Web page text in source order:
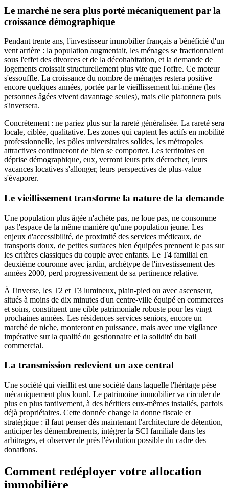
Le marché ne sera plus porté mécaniquement par la
croissance démographique
Pendant trente ans, l'investisseur immobilier français a bénéficié d'un
vent arrière : la population augmentait, les ménages se fractionnaient
sous l'effet des divorces et de la décohabitation, et la demande de
logements croissait structurellement plus vite que l'offre. Ce moteur
s'essouffle. La croissance du nombre de ménages restera positive
encore quelques années, portée par le vieillissement lui-même (les
personnes âgées vivent davantage seules), mais elle plafonnera puis
s'inversera.
Concrètement : ne pariez plus sur la rareté généralisée. La rareté sera
locale, ciblée, qualitative. Les zones qui captent les actifs en mobilité
professionnelle, les pôles universitaires solides, les métropoles
attractives continueront de bien se comporter. Les territoires en
déprise démographique, eux, verront leurs prix décrocher, leurs
vacances locatives s'allonger, leurs perspectives de plus-value
s'évaporer.
Le vieillissement transforme la nature de la demande
Une population plus âgée n'achète pas, ne loue pas, ne consomme
pas l'espace de la même manière qu'une population jeune. Les
enjeux d'accessibilité, de proximité des services médicaux, de
transports doux, de petites surfaces bien équipées prennent le pas sur
les critères classiques du couple avec enfants. Le T4 familial en
deuxième couronne avec jardin, archétype de l'investissement des
années 2000, perd progressivement de sa pertinence relative.
À l'inverse, les T2 et T3 lumineux, plain-pied ou avec ascenseur,
situés à moins de dix minutes d'un centre-ville équipé en commerces
et soins, constituent une cible patrimoniale robuste pour les vingt
prochaines années. Les résidences services seniors, encore un
marché de niche, monteront en puissance, mais avec une vigilance
impérative sur la qualité du gestionnaire et la solidité du bail
commercial.
La transmission redevient un axe central
Une société qui vieillit est une société dans laquelle l'héritage pèse
mécaniquement plus lourd. Le patrimoine immobilier va circuler de
plus en plus tardivement, à des héritiers eux-mêmes installés, parfois
déjà propriétaires. Cette donnée change la donne fiscale et
stratégique : il faut penser dès maintenant l'architecture de détention,
anticiper les démembrements, intégrer la SCI familiale dans les
arbitrages, et observer de près l'évolution possible du cadre des
donations.
Comment redéployer votre allocation
immobilière